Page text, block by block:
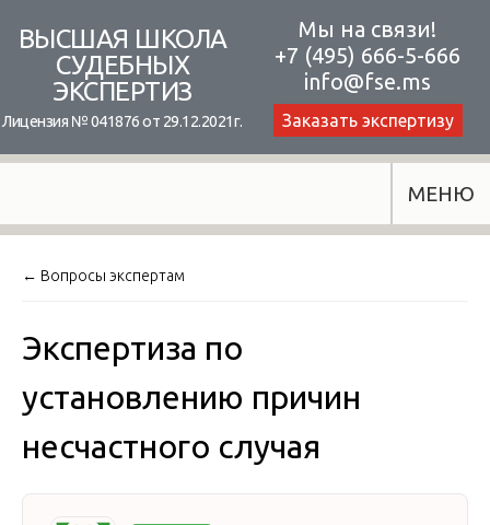
content
ВЫСШАЯ ШКОЛА
СУДЕБНЫХ
ЭКСПЕРТИЗ
Лицензия № 041876 от 29.12.2021г.
Мы на связи!
+7 (495) 666-5-666
info@fse.ms
Заказать экспертизу
МЕНЮ
← Вопросы экспертам
Экспертиза по
установлению причин
несчастного случая